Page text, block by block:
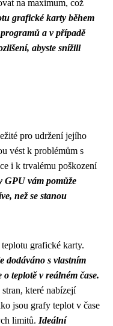
na maximum, což
grafické karty během
a v případě
abyste snížili
pro udržení jejího
vést k problémům s
i k trvalému poškození
GPU vám pomůže
než se stanou
grafické karty.
dodáváno s vlastním
teplotě v reálném čase.
které nabízejí
jsou grafy teplot v čase
limitů. Ideální